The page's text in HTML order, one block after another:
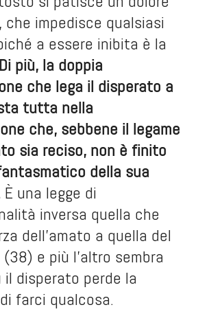
che impedisce qualsiasi
a essere inibita è la
Di più, la doppia
che lega il disperato a
tutta nella
che, sebbene il legame
sia reciso, non è finito
della sua
È una legge di
inversa quella che
dell’amato a quella del
e più l’altro sembra
il disperato perde la
farci qualcosa.